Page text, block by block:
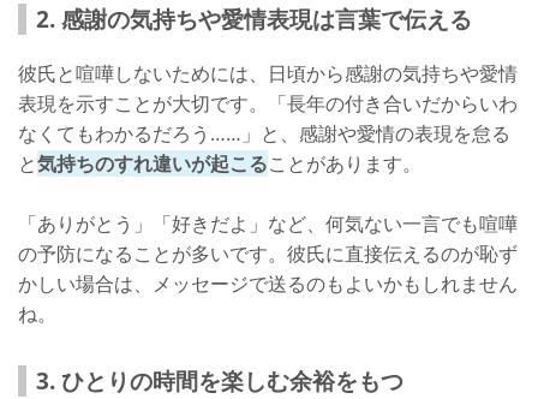
2. 感謝の気持ちや愛情表現は言葉で伝える
彼氏と喧嘩しないためには、日頃から感謝の気持ちや愛情
表現を示すことが大切です。「長年の付き合いだからいわ
なくてもわかるだろう……」と、感謝や愛情の表現を怠る
と気持ちのすれ違いが起こることがあります。
「ありがとう」「好きだよ」など、何気ない一言でも喧嘩
の予防になることが多いです。彼氏に直接伝えるのが恥ず
かしい場合は、メッセージで送るのもよいかもしれません
ね。
3. ひとりの時間を楽しむ余裕をもつ